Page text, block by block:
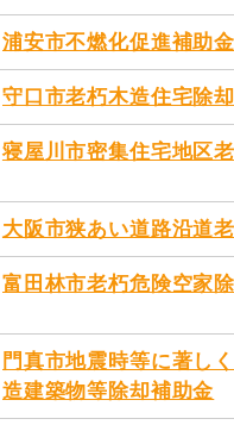
浦安市不燃化促進補助金
守口市老朽木造住宅除
寝屋川市密集住宅地区
大阪市狭あい道路沿道
富田林市老朽危険空家
門真市地震時等に著し
造建築物等除却補助金